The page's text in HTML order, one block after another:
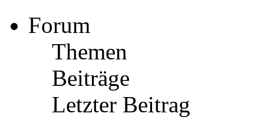
Forum
Themen
Beiträge
Letzter Beitrag